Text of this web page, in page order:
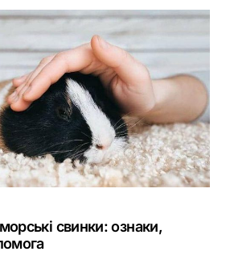
свинки: ознаки,